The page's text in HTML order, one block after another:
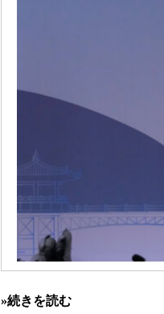
»続きを読む